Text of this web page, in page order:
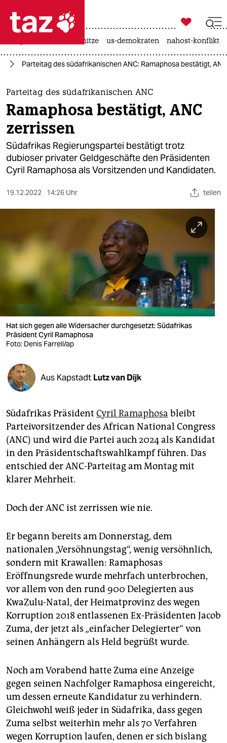
 taz zahl ich
taz zahl ich
themen
politik
öko
gesellschaft
sport
nord
wahrheit
verlag
veranstaltungen
fragen & hilfe
abo
genossenschaft
epaper login

taz zahl ich
hitze us-demokraten nahost-konflikt
Parteitag des südafrikanischen ANC: Ramaphosa bestätigt,
Parteitag des südafrikanischen ANC
Ramaphosa bestätigt, ANC
zerrissen
Südafrikas Regierungspartei bestätigt trotz
dubioser privater Geldgeschäfte den Präsidenten
Cyril Ramaphosa als Vorsitzenden und Kandidaten.
19.12.2022 14:26 Uhr teilen
Hat sich gegen alle Widersacher durchgesetzt: Südafrikas
Präsident Cyril Ramaphosa
Foto: Denis Farrell/ap
Aus Kapstadt Lutz van Dijk
Südafrikas Präsident Cyril Ramaphosa bleibt
Parteivorsitzender des African National Congress
(ANC) und wird die Partei auch 2024 als Kandidat
in den Präsidentschaftswahlkampf führen. Das
entschied der ANC-Parteitag am Montag mit
klarer Mehrheit.
Doch der ANC ist zerrissen wie nie.
Er begann bereits am Donnerstag, dem
nationalen „Versöhnungstag“, wenig versöhnlich,
sondern mit Krawallen: Ramaphosas
Eröffnungsrede wurde mehrfach unterbrochen,
vor allem von den rund 900 Delegierten aus
KwaZulu-Natal, der Heimatprovinz des wegen
Korruption 2018 entlassenen Ex-Präsidenten Jacob
Zuma, der jetzt als „einfacher Delegierter“ von
seinen Anhängern als Held begrüßt wurde.
Noch am Vorabend hatte Zuma eine Anzeige
gegen seinen Nachfolger Ramaphosa eingereicht,
um dessen erneute Kandidatur zu verhindern.
Gleichwohl weiß jeder in Südafrika, dass gegen
Zuma selbst weiterhin mehr als 70 Verfahren
wegen Korruption laufen, denen er sich bislang